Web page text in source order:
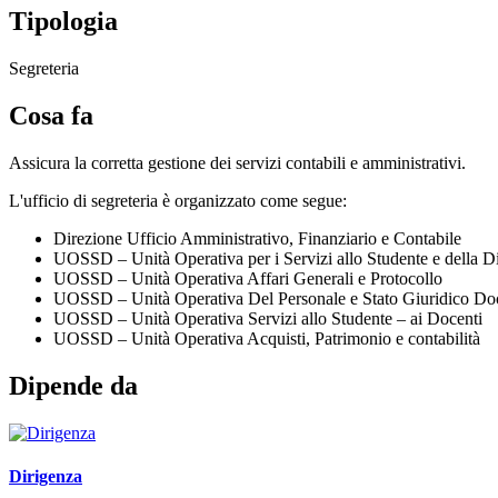
Tipologia
Segreteria
Cosa fa
Assicura la corretta gestione dei servizi contabili e amministrativi.
L'ufficio di segreteria è organizzato come segue:
Direzione Ufficio Amministrativo, Finanziario e Contabile
UOSSD – Unità Operativa per i Servizi allo Studente e della
UOSSD – Unità Operativa Affari Generali e Protocollo
UOSSD – Unità Operativa Del Personale e Stato Giuridico
UOSSD – Unità Operativa Servizi allo Studente – ai Docenti
UOSSD – Unità Operativa Acquisti, Patrimonio e contabilità
Dipende da
Dirigenza